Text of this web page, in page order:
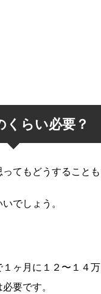
くらい必要？
てもどうすることも
でしょう。
ヶ月に１２〜１４
要です。